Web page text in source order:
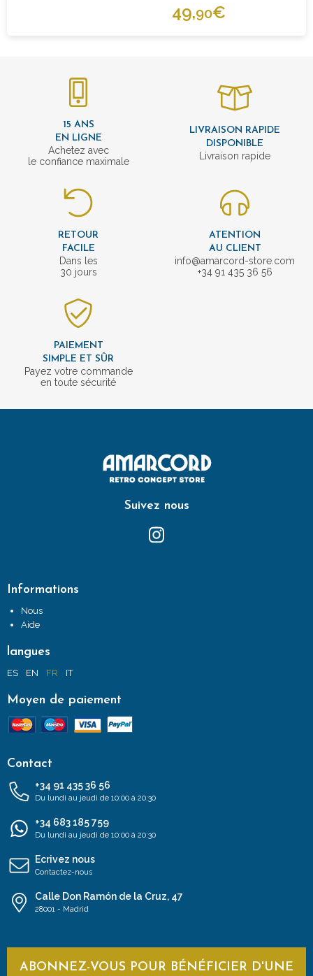
49,90€
15 ANS
EN LIGNE
Achetez avec
le confiance maximale
LIVRAISON RAPIDE
DISPONIBLE
Livraison rapide
RETOUR
FACILE
Dans les
30 jours
ATENTION
AU CLIENT
info@amarcord-store.com
+34 91 435 36 56
PAIEMENT
SIMPLE ET SÛR
Payez votre commande
en toute sécurité
Suivez nous
Informations
Nous
Aide
langues
ES EN FR IT
Moyen de paiement
Contact
+34 91 435 36 56
Du lundi au jeudi de 10:00 à 20:30
+34 683 185 759
Du lundi au jeudi de 10:00 à 20:30
Ecrivez nous
Contactez-nous
Calle Don Ramón de la Cruz, 47
28001 - Madrid
ABONNEZ-VOUS POUR BÉNÉFICIER D'UNE